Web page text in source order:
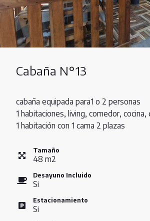
Cabaña N°13
cabaña equipada para1 o 2 personas
1 habitaciones, living, comedor, cocina,
1 habitación con 1 cama 2 plazas
Tamaño
48 m2
Desayuno Incluido
Si
Estacionamiento
Si